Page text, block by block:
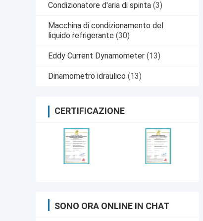
Condizionatore d'aria di spinta (3)
Macchina di condizionamento del
liquido refrigerante (30)
Eddy Current Dynamometer (13)
Dinamometro idraulico (13)
CERTIFICAZIONE
SONO ORA ONLINE IN CHAT